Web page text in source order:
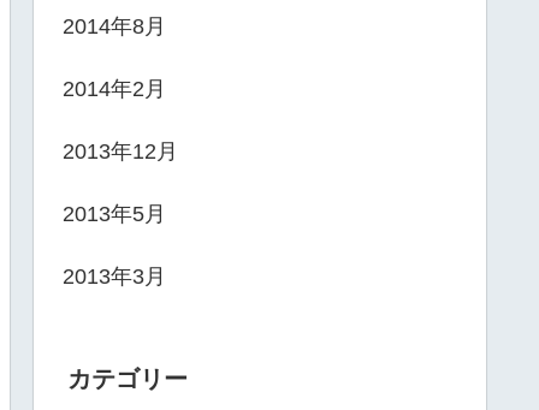
2014年8月
2014年2月
2013年12月
2013年5月
2013年3月
カテゴリー